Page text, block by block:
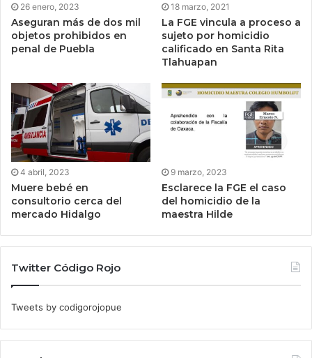
26 enero, 2023
Aseguran más de dos mil
objetos prohibidos en
penal de Puebla
18 marzo, 2021
La FGE vincula a proceso a
sujeto por homicidio
calificado en Santa Rita
Tlahuapan
4 abril, 2023
Muere bebé en
consultorio cerca del
mercado Hidalgo
9 marzo, 2023
Esclarece la FGE el caso
del homicidio de la
maestra Hilde
Twitter Código Rojo
Tweets by codigorojopue